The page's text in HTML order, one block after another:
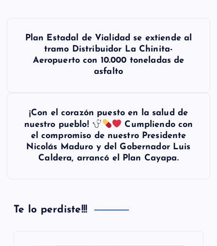
n
Plan Estadal de Vialidad se extiende al
tramo Distribuidor La Chinita-
Aeropuerto con 10.000 toneladas de
asfalto
¡Con el corazón puesto en la salud de
nuestro pueblo!
Cumpliendo con
el compromiso de nuestro Presidente
Nicolás Maduro y del Gobernador Luis
Caldera, arrancó el Plan Cayapa.
Te lo perdiste!!!